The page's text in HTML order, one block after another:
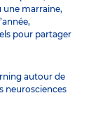
une marraine,
pour partager
autour de
neurosciences